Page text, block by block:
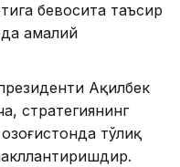
бевосита таъсир
амалий
Ақилбек
стратегиянинг
тўлиқ